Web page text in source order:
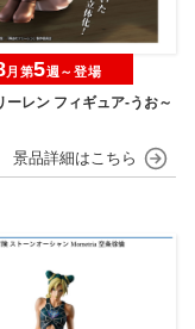
ーレン フィギュア-うお～
月第5週～登場